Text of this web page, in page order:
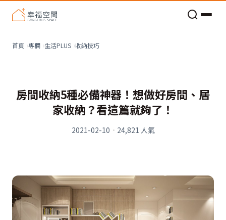
首頁 專欄 生活PLUS 收納技巧
房間收納5種必備神器！想做好房間、居
家收納？看這篇就夠了！
2021-02-10 · 24,821 人氣